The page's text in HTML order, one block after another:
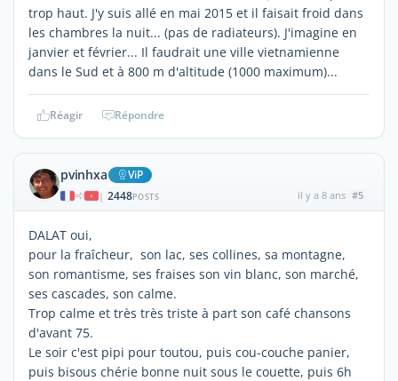
trop haut. J'y suis allé en mai 2015 et il faisait froid dans
les chambres la nuit... (pas de radiateurs). J'imagine en
janvier et février... Il faudrait une ville vietnamienne
dans le Sud et à 800 m d'altitude (1000 maximum)...
Réagir Répondre
pvinhxa ViP
| 2448POSTS il y a 8 ans #5
DALAT oui,
pour la fraîcheur, son lac, ses collines, sa montagne,
son romantisme, ses fraises son vin blanc, son marché,
ses cascades, son calme.
Trop calme et très très triste à part son café chansons
d'avant 75.
Le soir c'est pipi pour toutou, puis cou-couche panier,
puis bisous chérie bonne nuit sous le couette, puis 6h